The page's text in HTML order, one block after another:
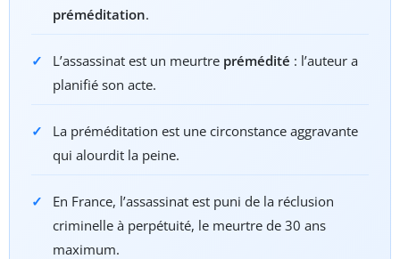
préméditation.
L’assassinat est un meurtre prémédité : l’auteur a
planifié son acte.
La préméditation est une circonstance aggravante
qui alourdit la peine.
En France, l’assassinat est puni de la réclusion
criminelle à perpétuité, le meurtre de 30 ans
maximum.